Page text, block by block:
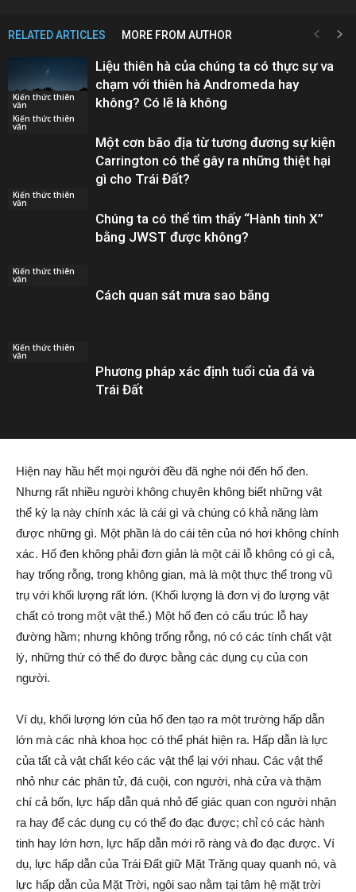
RELATED ARTICLES MORE FROM AUTHOR
Kiến thức thiên
văn
Liệu thiên hà của chúng ta có thực sự va
chạm với thiên hà Andromeda hay
không? Có lẽ là không
Kiến thức thiên
văn
Một cơn bão địa từ tương đương sự kiện
Carrington có thể gây ra những thiệt hại
gì cho Trái Đất?
Kiến thức thiên
văn
Chúng ta có thể tìm thấy “Hành tinh X”
bằng JWST được không?
Kiến thức thiên
văn
Cách quan sát mưa sao băng
Kiến thức thiên
văn
Phương pháp xác định tuổi của đá và
Trái Đất
Hiện nay hầu hết mọi người đều đã nghe nói đến hố đen.
Nhưng rất nhiều người không chuyên không biết những vật
thể kỳ lạ này chính xác là cái gì và chúng có khả năng làm
được những gì. Một phần là do cái tên của nó hơi không chính
xác. Hố đen không phải đơn giản là một cái lỗ không có gì cả,
hay trống rỗng, trong không gian, mà là một thực thể trong vũ
trụ với khối lượng rất lớn. (Khối lượng là đơn vị đo lượng vật
chất có trong một vật thể.) Một hố đen có cấu trúc lỗ hay
đường hầm; nhưng không trống rỗng, nó có các tính chất vật
lý, những thứ có thể đo được bằng các dụng cụ của con
người.
Ví dụ, khối lượng lớn của hố đen tạo ra một trường hấp dẫn
lớn mà các nhà khoa học có thể phát hiện ra. Hấp dẫn là lực
của tất cả vật chất kéo các vật thể lại với nhau. Các vật thể
nhỏ như các phân tử, đá cuội, con người, nhà cửa và thậm
chí cả bốn, lực hấp dẫn quá nhỏ để giác quan con người nhận
ra hay để các dụng cụ có thể đo đạc được; chỉ có các hành
tinh hay lớn hơn, lực hấp dẫn mới rõ ràng và đo đạc được. Ví
dụ, lực hấp dẫn của Trái Đất giữ Mặt Trăng quay quanh nó, và
lực hấp dẫn của Mặt Trời, ngôi sao nằm tại tâm hệ mặt trời